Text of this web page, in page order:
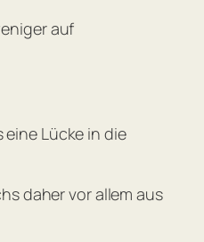
auf
Lücke in die
daher vor allem aus